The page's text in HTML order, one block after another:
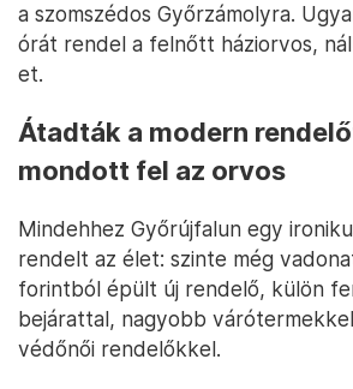
a szomszédos Győrzámolyra.
órát rendel a felnőtt háziorvos,
et.
Átadták a modern
mondott fel az orvos
Mindehhez Győrújfalun egy
rendelt az élet: szinte még
forintból épült új rendelő, külön
bejárattal, nagyobb
védőnői rendelőkkel.